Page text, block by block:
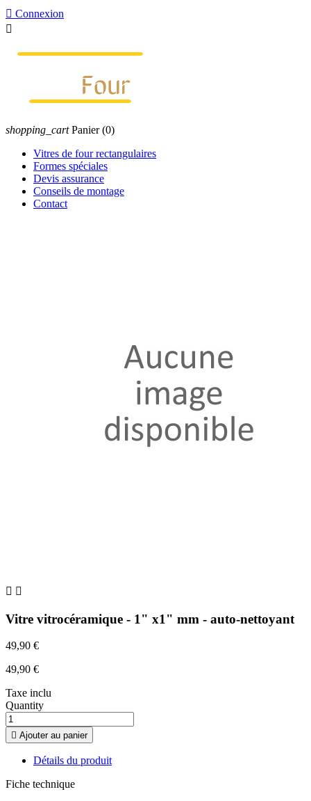
 Connexion

shopping_cart Panier (0)
Vitres de four rectangulaires
Formes spéciales
Devis assurance
Conseils de montage
Contact
 
Vitre vitrocéramique - 1" x1" mm - auto-nettoyant
49,90 €
49,90 €
Taxe inclu
Quantity
 Ajouter au panier
Détails du produit
Fiche technique